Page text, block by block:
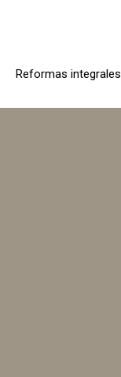
Reformas integrales